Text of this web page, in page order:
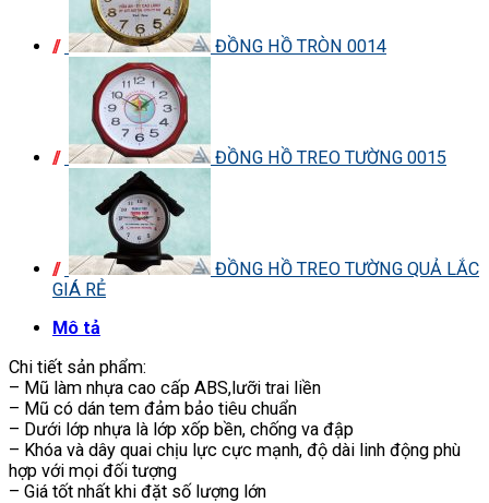
ĐỒNG HỒ TRÒN 0014
ĐỒNG HỒ TREO TƯỜNG 0015
ĐỒNG HỒ TREO TƯỜNG QUẢ LẮC
GIÁ RẺ
Mô tả
Chi tiết sản phẩm:
– Mũ làm nhựa cao cấp ABS,lưỡi trai liền
– Mũ có dán tem đảm bảo tiêu chuẩn
– Dưới lớp nhựa là lớp xốp bền, chống va đập
– Khóa và dây quai chịu lực cực mạnh, độ dài linh động phù
hợp với mọi đối tượng
– Giá tốt nhất khi đặt số lượng lớn